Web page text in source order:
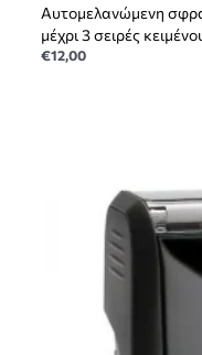
Αυτομελανώμενη
μέχρι 3 σειρές
€12,00